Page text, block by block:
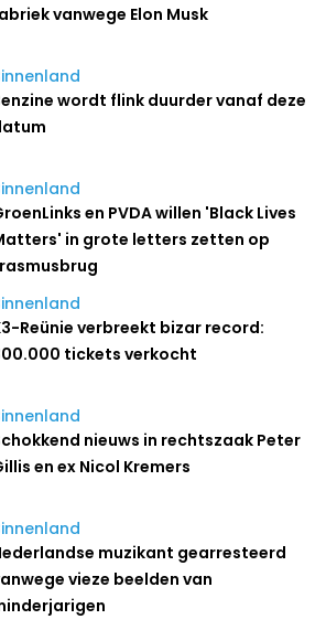
vanwege Elon Musk
wordt flink duurder vanaf deze
en PVDA willen 'Black Lives
in grote letters zetten op
Reünie verbreekt bizar record:
tickets verkocht
nieuws in rechtszaak Peter
en ex Nicol Kremers
muzikant gearresteerd
vieze beelden van